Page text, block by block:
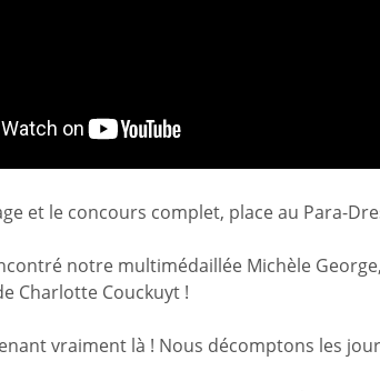
et le concours complet, place au Para-
notre multimédaillée Michèle
Charlotte Couckuyt !
vraiment là ! Nous décomptons les